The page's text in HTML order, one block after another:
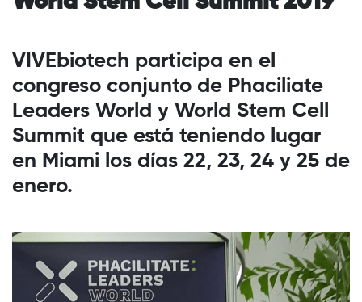
VIVEbiotech participa en el
congreso conjunto de Phaciliate
Leaders World y World Stem Cell
Summit que está teniendo lugar
en Miami los días 22, 23, 24 y 25 de
enero.